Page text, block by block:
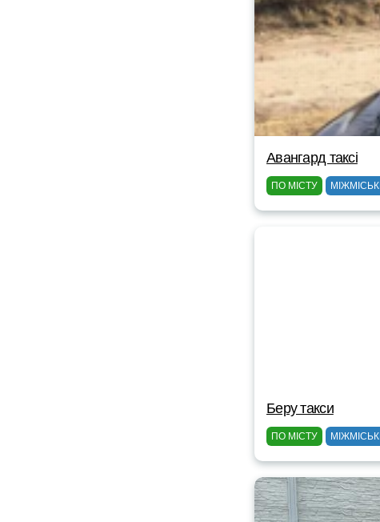
Авангард таксі
ПО МІСТУ МІЖМІСЬКІ
Беру такси
ПО МІСТУ МІЖМІСЬКІ